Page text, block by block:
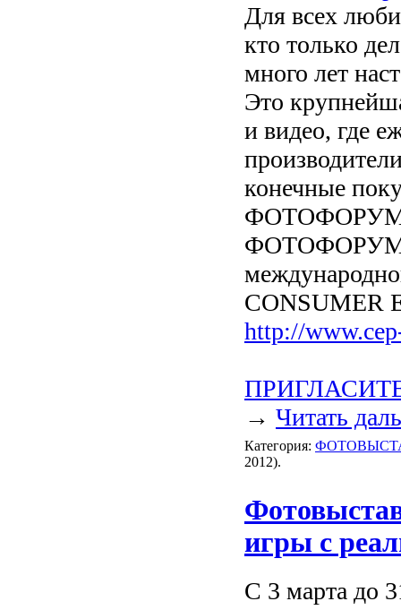
Для всех
кто только
много лет
Это
и видео, где
конечные
ФОТОФОРУМ
ФОТОФОРУМ
CONSUMER
http://
→ Читать
Категория:
2012).
игры с
С 3 марта до